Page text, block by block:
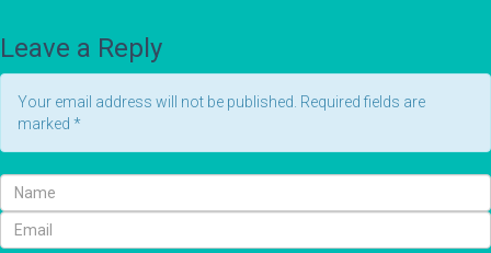
Leave a Reply
Your email address will not be published. Required fields are
marked *